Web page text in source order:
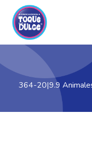
364-20|9.9